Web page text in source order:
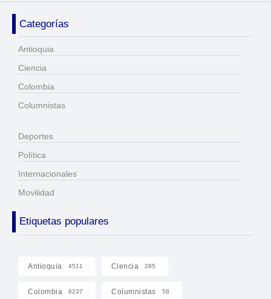
Categorías
Antioquia
Ciencia
Colombia
Columnistas
Deportes
Política
Internacionales
Movilidad
Etiquetas populares
Antioquia 4511 Ciencia 285
Colombia 6237 Columnistas 58